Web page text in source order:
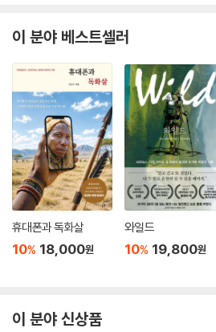
확한 기준을 갖고 있다. 첫 번째는 무조건 한
는 재미가 있어야 할 것, 마지막 세 번째는 현
릴만한 주제를 갖고 있어야 한다는 것이다.
--- 「퇴근 후, 책방 여행 - 서촌 그 책방」 중에서
계절이 바뀔 때마다 그리워지는 여행의 감성.
리 해외에 나가야만 여행인가. 오히려 그런
생각을 정리할 수 있는 ‘안단테 여행’은 어떨
곳에 앉아 오롯이 내 생각을 편지에 담아보자
이 분야 베스트셀러
휴대폰과 독화살
10% 18,000원
와일드
10% 19,800원
이 분야 신상품